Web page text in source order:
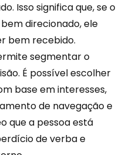
Isso significa que, se o
direcionado, ele
bem recebido.
segmentar o
É possível escolher
base em interesses,
de navegação e
que a pessoa está
de verba e